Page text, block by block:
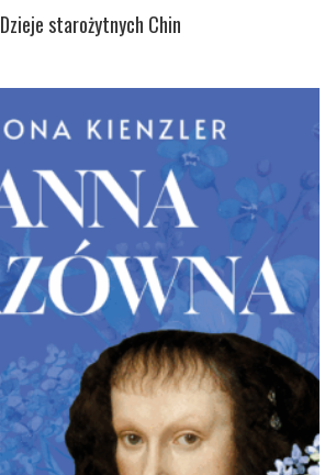
Dzieje starożytnych Chin